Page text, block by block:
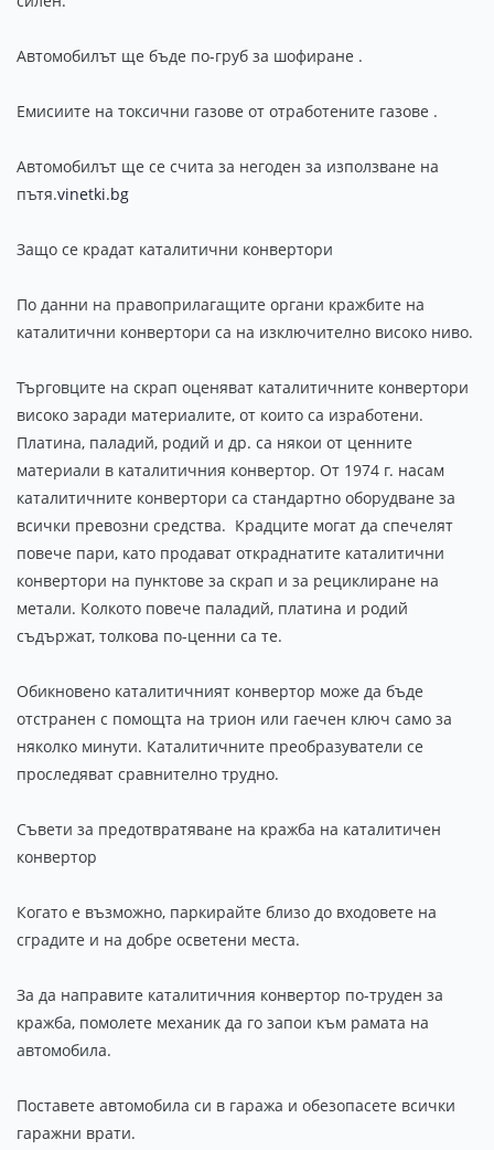
Автомобилът ще бъде по-груб за шофиране .
Емисиите на токсични газове от отработените газове .
Автомобилът ще се счита за негоден за използване на
пътя.vinetki.bg
Защо се крадат каталитични конвертори
По данни на правоприлагащите органи кражбите на
каталитични конвертори са на изключително високо ниво.
Търговците на скрап оценяват каталитичните конвертори
високо заради материалите, от които са изработени.
Платина, паладий, родий и др. са някои от ценните
материали в каталитичния конвертор. От 1974 г. насам
каталитичните конвертори са стандартно оборудване за
всички превозни средства. Крадците могат да спечелят
повече пари, като продават откраднатите каталитични
конвертори на пунктове за скрап и за рециклиране на
метали. Колкото повече паладий, платина и родий
съдържат, толкова по-ценни са те.
Обикновено каталитичният конвертор може да бъде
отстранен с помощта на трион или гаечен ключ само за
няколко минути. Каталитичните преобразуватели се
проследяват сравнително трудно.
Съвети за предотвратяване на кражба на каталитичен
конвертор
Когато е възможно, паркирайте близо до входовете на
сградите и на добре осветени места.
За да направите каталитичния конвертор по-труден за
кражба, помолете механик да го запои към рамата на
автомобила.
Поставете автомобила си в гаража и обезопасете всички
гаражни врати.